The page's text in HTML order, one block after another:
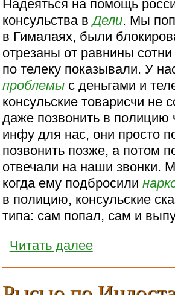
Надеяться на помощь
консульства вДели. Мы
в Гималаях, были
отрезаны от равнины
по телеку показывали. У
проблемы с деньгами и
консульские товарисчи не
даже позвонить в полицию
инфу для нас, они просто
позвонить позже, а потом
отвечали на наши звонки.
когда ему подбросили
в полицию, консульские
типа: сам попал, сам и
Читать далее